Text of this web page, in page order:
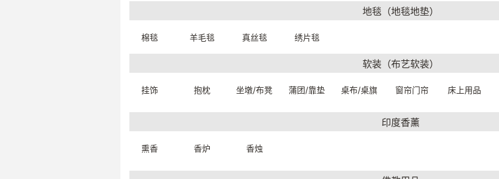
印度美人链-鼻环
4101280031999
地毯（地毯地垫）
棉毯 羊毛毯 真丝毯 绣片毯
软装（布艺软装）
挂饰 抱枕 坐墩/布凳 蒲团/靠垫 桌布/桌旗 窗帘门帘 床上用品
印度香薰
熏香 香炉 香烛